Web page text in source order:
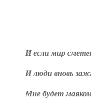
И если мир
И люди вновь
Мне будет